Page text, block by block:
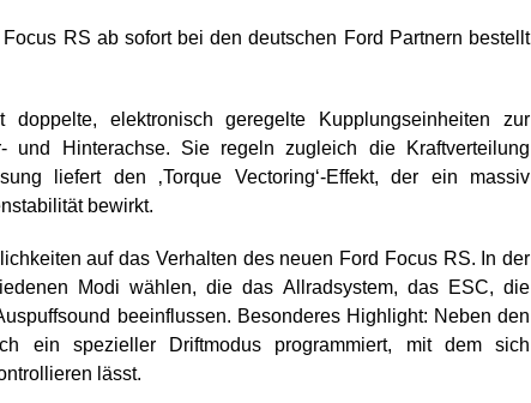
RS ab sofort bei den deutschen Ford Partnern bestellt
doppelte, elektronisch geregelte Kupplungseinheiten zur
und Hinterachse. Sie regeln zugleich die Kraftverteilung
liefert den ‚Torque Vectoring‘-Effekt, der ein massiv
bewirkt.
auf das Verhalten des neuen Ford Focus RS. In der
Modi wählen, die das Allradsystem, das ESC, die
beeinflussen. Besonderes Highlight: Neben den
ein spezieller Driftmodus programmiert, mit dem sich
lässt.